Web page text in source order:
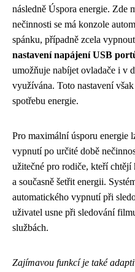
následně Úspora energie. Zde
nečinnosti se má konzole
spánku, případně zcela
nastavení napájení USB
umožňuje nabíjet ovladače i v
využívána. Toto nastavení
spotřebu energie.
Pro maximální úsporu energie
vypnutí po určité době
užitečné pro rodiče, kteří
a současně šetřit energii.
automatického vypnutí při
uživatel usne při sledování
službách.
Zajímavou funkcí je také